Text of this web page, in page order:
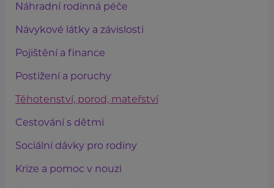
Náhradní rodinná péče
Návykové látky a závislosti
Pojištění a finance
Postižení a poruchy
Těhotenství, porod, mateřství
Cestování s dětmi
Sociální dávky pro rodiny
Krize a pomoc v nouzi